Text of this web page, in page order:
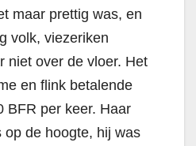
maar prettig was, en
volk, viezeriken
niet over de vloer. Het
en flink betalende
BFR per keer. Haar
op de hoogte, hij was